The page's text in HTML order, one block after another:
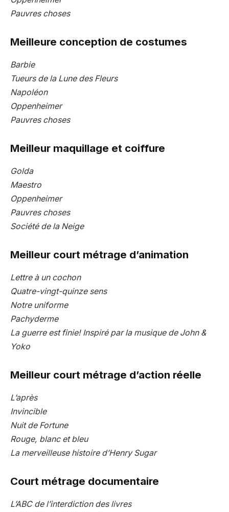
Pauvres choses
Meilleure conception de costumes
Barbie
Tueurs de la Lune des Fleurs
Napoléon
Oppenheimer
Pauvres choses
Meilleur maquillage et coiffure
Golda
Maestro
Oppenheimer
Pauvres choses
Société de la Neige
Meilleur court métrage d’animation
Lettre à un cochon
Quatre-vingt-quinze sens
Notre uniforme
Pachyderme
La guerre est finie! Inspiré par la musique de John &
Yoko
Meilleur court métrage d’action réelle
L’après
Invincible
Nuit de Fortune
Rouge, blanc et bleu
La merveilleuse histoire d’Henry Sugar
Court métrage documentaire
L’ABC de l’interdiction des livres